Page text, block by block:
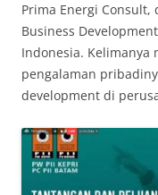
Prima Energi Consult,
Business
Indonesia. Kelimanya
pengalaman
development di